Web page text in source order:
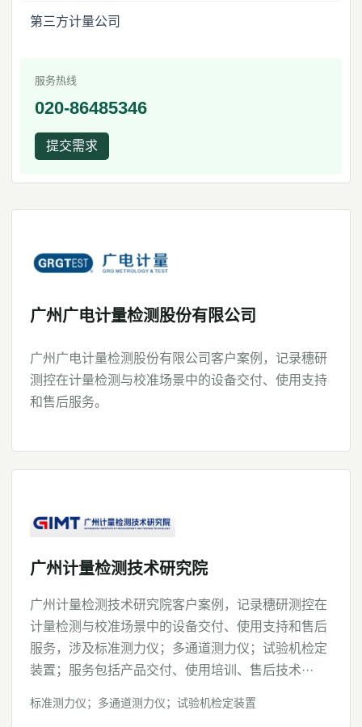
第三方计量公司
服务热线
020-86485346
提交需求
广州广电计量检测股份有限公司
广州广电计量检测股份有限公司客户案例，记录穗研
测控在计量检测与校准场景中的设备交付、使用支持
和售后服务。
广州计量检测技术研究院
广州计量检测技术研究院客户案例，记录穗研测控在
计量检测与校准场景中的设备交付、使用支持和售后
服务，涉及标准测力仪；多通道测力仪；试验机检定
装置；服务包括产品交付、使用培训、售后技术···
标准测力仪；多通道测力仪；试验机检定装置